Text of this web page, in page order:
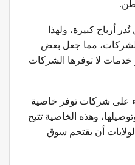
أرباح كبيرة، ولهذا
مما جعل بعض
خدمات لا توفرها الشركات
على شركات توفر خاصية
وهذه الخاصية تتيح
أن يقتحم سوق